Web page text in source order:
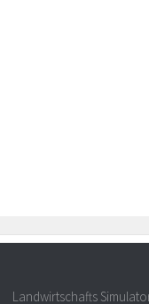
Landwirtschafts